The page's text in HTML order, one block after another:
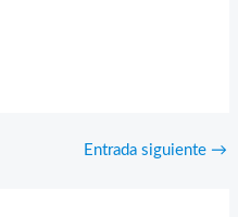
Entrada siguiente →